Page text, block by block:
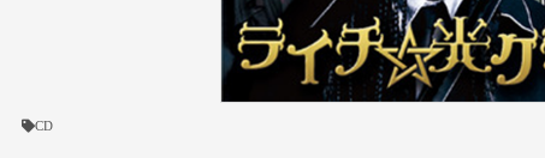
CD